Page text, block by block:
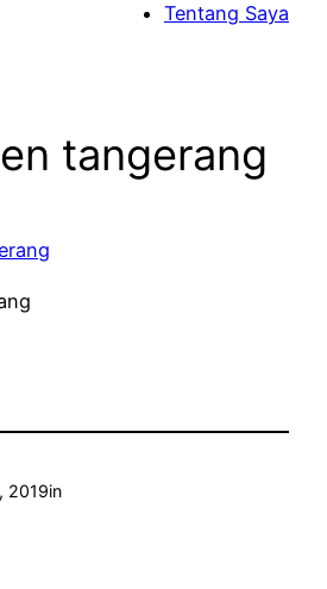
Tentang Saya
tangerang
2019in